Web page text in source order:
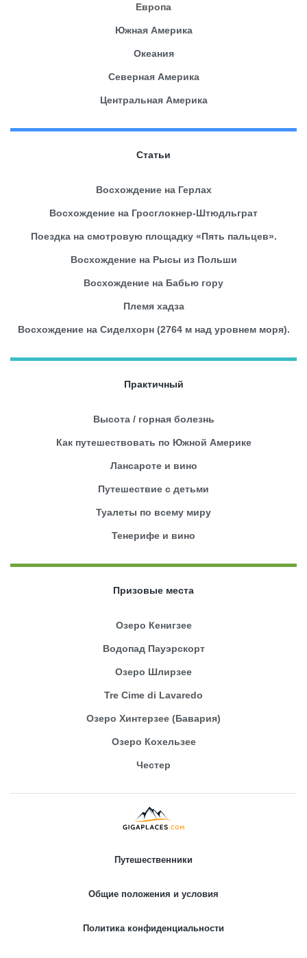
Европа
Южная Америка
Океания
Северная Америка
Центральная Америка
Статьи
Восхождение на Герлах
Восхождение на Гросглокнер-Штюдльграт
Поездка на смотровую площадку «Пять пальцев».
Восхождение на Рысы из Польши
Восхождение на Бабью гору
Племя хадза
Восхождение на Сиделхорн (2764 м над уровнем моря).
Практичный
Высота / горная болезнь
Как путешествовать по Южной Америке
Лансароте и вино
Путешествие с детьми
Туалеты по всему миру
Тенерифе и вино
Призовые места
Озеро Кенигзее
Водопад Пауэрскорт
Озеро Шлирзее
Tre Cime di Lavaredo
Озеро Хинтерзее (Бавария)
Озеро Кохельзее
Честер
Путешественники
Общие положения и условия
Политика конфиденциальности